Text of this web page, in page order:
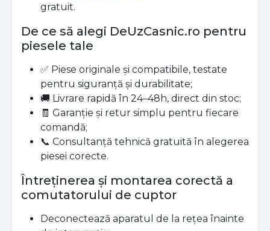
gratuit.
De ce să alegi DeUzCasnic.ro pentru
piesele tale
✅ Piese originale și compatibile, testate
pentru siguranță și durabilitate;
🚚 Livrare rapidă în 24–48h, direct din stoc;
🧾 Garanție și retur simplu pentru fiecare
comandă;
📞 Consultanță tehnică gratuită în alegerea
piesei corecte.
Întreținerea și montarea corectă a
comutatorului de cuptor
Deconectează aparatul de la rețea înainte